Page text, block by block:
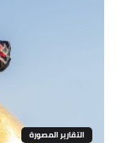
التقارير المصورة